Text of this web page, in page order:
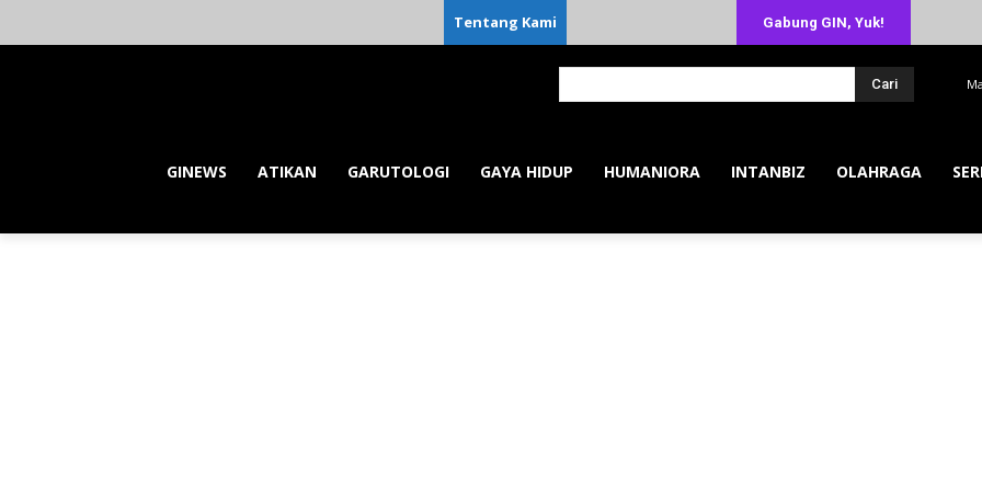
Tentang Kami Gabung GIN, Yuk!
Cari
GINEWS ATIKAN GARUTOLOGI GAYA HIDUP HUMANIORA INTANBIZ OLAHRAGA